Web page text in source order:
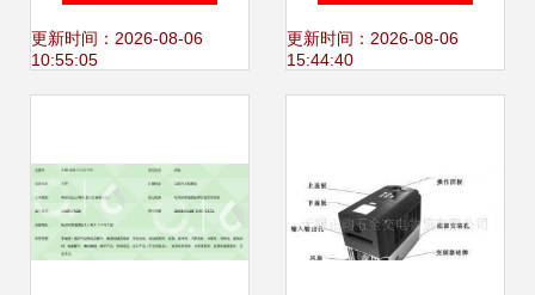
交流 深化服务与行
更新时间：2026-08-06
10:55:05
亮丽成绩单
更新时间：2026-08-06
15:44:40